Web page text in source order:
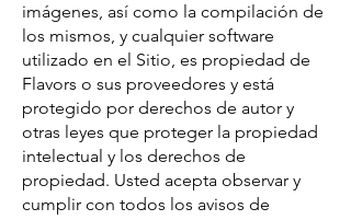
imágenes, así como la compilación de
los mismos, y cualquier software
utilizado en el Sitio, es propiedad de
Flavors o sus proveedores y está
protegido por derechos de autor y
otras leyes que proteger la propiedad
intelectual y los derechos de
propiedad. Usted acepta observar y
cumplir con todos los avisos de